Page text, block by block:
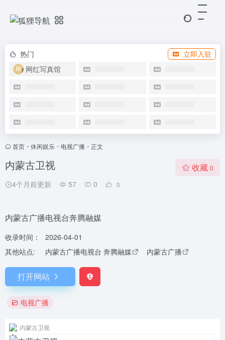
热门
立即入驻
网红写真馆
首页 • 休闲娱乐 • 电视广播 • 正文
内蒙古卫视
4个月前更新 57 0 0
收藏 0
内蒙古广播电视台奔腾融媒
收录时间：
2026-04-01
其他站点:
内蒙古广播电视台 奔腾融媒 内蒙古广播
打开网站
电视广播
内蒙古卫视